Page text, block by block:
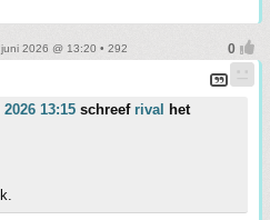
2026 @ 13:20 • 292
13:15 schreef rival het